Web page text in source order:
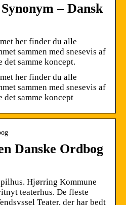
– Dansk
her finder du alle
sammen med snesevis af
det samme koncept.
her finder du alle
sammen med snesevis af
det samme koncept
Danske Ordbog
Hjørring Kommune
teaterhus. De fleste
Teater, der har bedt